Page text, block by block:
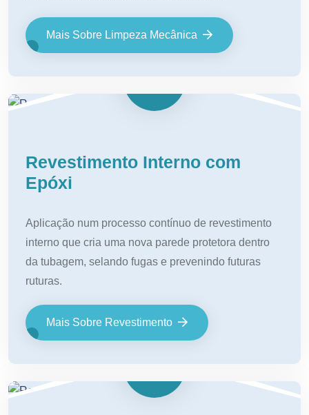
Mais Sobre Limpeza Mecânica
Revestimento Interno com
Epóxi
Aplicação num processo contínuo de revestimento
interno que cria uma nova parede protetora dentro
da tubagem, selando fugas e prevenindo futuras
ruturas.
Mais Sobre Revestimento